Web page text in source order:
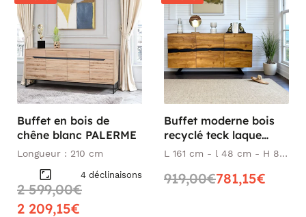
Buffet en bois de
chêne blanc PALERME
Longueur : 210 cm
4 déclinaisons
2 599,00€
2 209,15€
Buffet moderne bois
recyclé teck laque
noire BARBADE
L 161 cm - l 48 cm - H 80
919,00€781,15€